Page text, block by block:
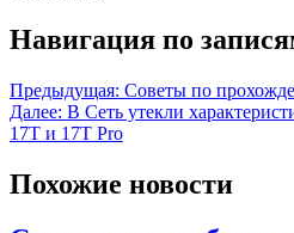
Навигация по
Предыдущая: Советы по
Далее: В Сеть утекли
17T и 17T Pro
Похожие новости